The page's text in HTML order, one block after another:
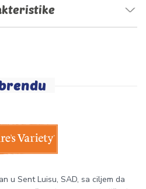
u Sent Luisu, SAD, sa ciljem da